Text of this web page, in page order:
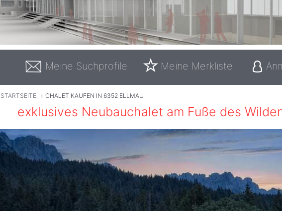
Meine Suchprofile Meine Merkliste
STARTSEITE › CHALET KAUFEN IN 6352 ELLMAU
exklusives Neubauchalet am Fuße des